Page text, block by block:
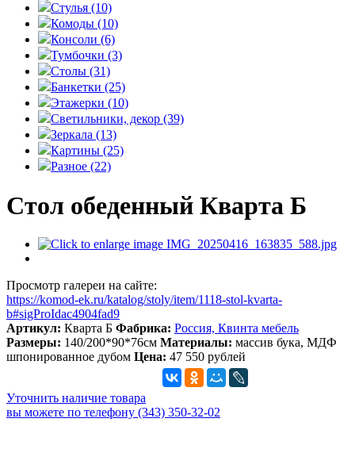
Стулья (10)
Комоды (10)
Консоли (6)
Тумбочки (3)
Столы (31)
Банкетки (25)
Этажерки (10)
Светильники, декор (39)
Зеркала (13)
Картины (25)
Разное (22)
Стол обеденный Кварта Б
Просмотр галереи на сайте:
https://komod-ek.ru/katalog/stoly/item/1118-stol-kvarta-
b#sigProIdac4904fad9
Артикул: Кварта Б Фабрика: Россия, Квинта мебель
Размеры: 140/200*90*76см Материалы: массив бука, МДФ
шпонированное дубом Цена: 47 550 рублей
Уточнить наличие товара
вы можете по телефону (343) 350-32-02